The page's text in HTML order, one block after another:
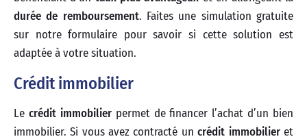
durée de remboursement. Faites une simulation gratuite
sur notre formulaire pour savoir si cette solution est
adaptée à votre situation.
Crédit immobilier
Le crédit immobilierpermet de financer l’achat d’un bien
immobilier. Si vous avez contracté uncrédit immobilieret